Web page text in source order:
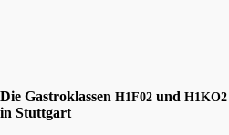
Die Gastro­klas­sen H1F02 und H1KO2
in Stuttgart